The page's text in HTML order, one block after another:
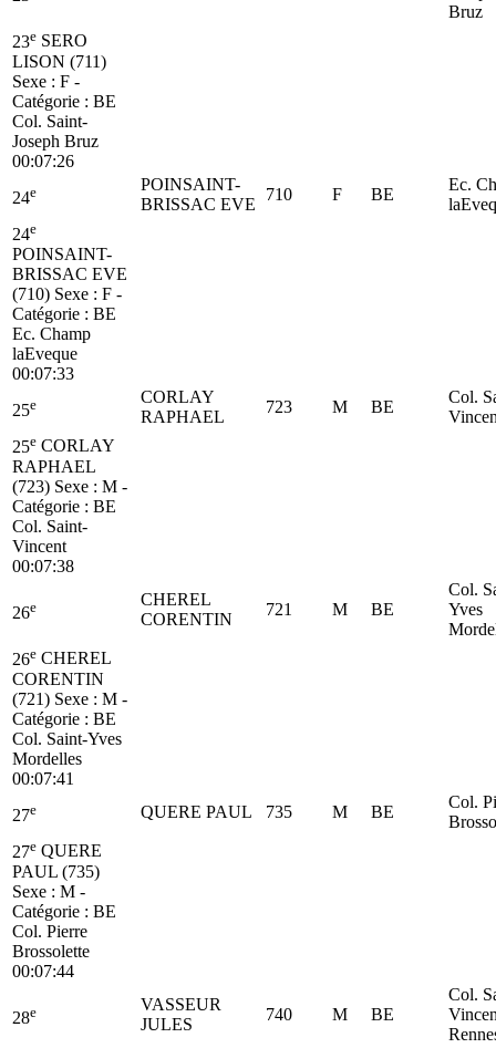
Bruz
23e SERO
LISON (711)
Sexe : F -
Catégorie : BE
Col. Saint-
Joseph Bruz
00:07:26
24e
POINSAINT-
BRISSAC EVE
710 F BE
Ec.
24e
POINSAINT-
BRISSAC EVE
(710) Sexe : F -
Catégorie : BE
Ec. Champ
laEveque
00:07:33
25e
CORLAY
RAPHAEL
723 M BE
Col.
25e CORLAY
RAPHAEL
(723) Sexe : M -
Catégorie : BE
Col. Saint-
Vincent
00:07:38
26e
CHEREL
CORENTIN
721 M BE
Col.
Yves
26e CHEREL
CORENTIN
(721) Sexe : M -
Catégorie : BE
Col. Saint-Yves
Mordelles
00:07:41
27e QUERE PAUL 735 M BE
Col.
27e QUERE
PAUL (735)
Sexe : M -
Catégorie : BE
Col. Pierre
Brossolette
00:07:44
28e
VASSEUR
JULES
740 M BE
Col.